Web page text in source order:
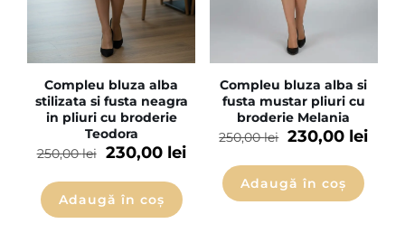
Compleu bluza alba
stilizata si fusta neagra
in pliuri cu broderie
Teodora
250,00lei 230,00 lei
Adaugă în coș
Compleu bluza alba si
fusta mustar pliuri cu
broderie Melania
250,00lei 230,00 lei
Adaugă în coș